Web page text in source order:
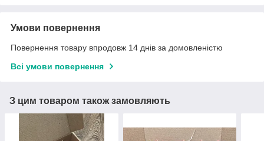
Умови повернення
Повернення товару впродовж 14 днів за домовленістю
Всі умови повернення
З цим товаром також замовляють